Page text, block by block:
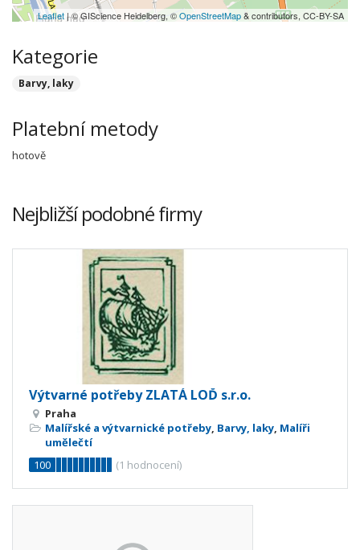
Leaflet| © GIScience Heidelberg, ©OpenStreetMap& contributors, CC-BY-SA
Kategorie
Barvy, laky
Platební metody
hotově
Nejbližší podobné firmy
Výtvarné potřeby ZLATÁ LOĎ s.r.o.
Praha
Malířské a výtvarnické potřeby, Barvy, laky, Malíři
umělečtí
100
(1 hodnocení)